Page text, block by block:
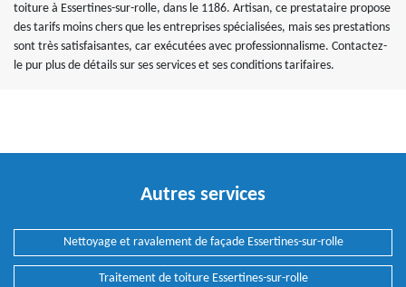
toiture à Essertines-sur-rolle, dans le 1186. Artisan, ce prestataire propose
des tarifs moins chers que les entreprises spécialisées, mais ses prestations
sont très satisfaisantes, car exécutées avec professionnalisme. Contactez-
le pur plus de détails sur ses services et ses conditions tarifaires.
Autres services
Nettoyage et ravalement de façade Essertines-sur-rolle
Traitement de toiture Essertines-sur-rolle